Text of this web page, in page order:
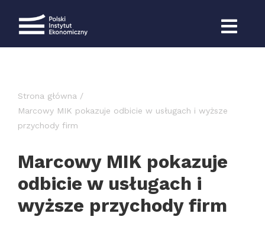
Strona główna
Marcowy MIK pokazuje odbicie w usługach i wyższe
przychody firm
Marcowy MIK pokazuje
odbicie w usługach i
wyższe przychody firm